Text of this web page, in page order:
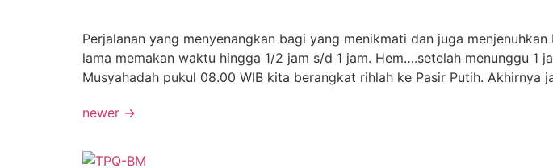
Perjalanan yang menyenangkan bagi yang menikmati dan juga
lama memakan waktu hingga 1/2 jam s/d 1 jam. Hem….setelah menunggu
Musyahadah pukul 08.00 WIB kita berangkat rihlah ke Pasir Putih. Akhirnya
newer →